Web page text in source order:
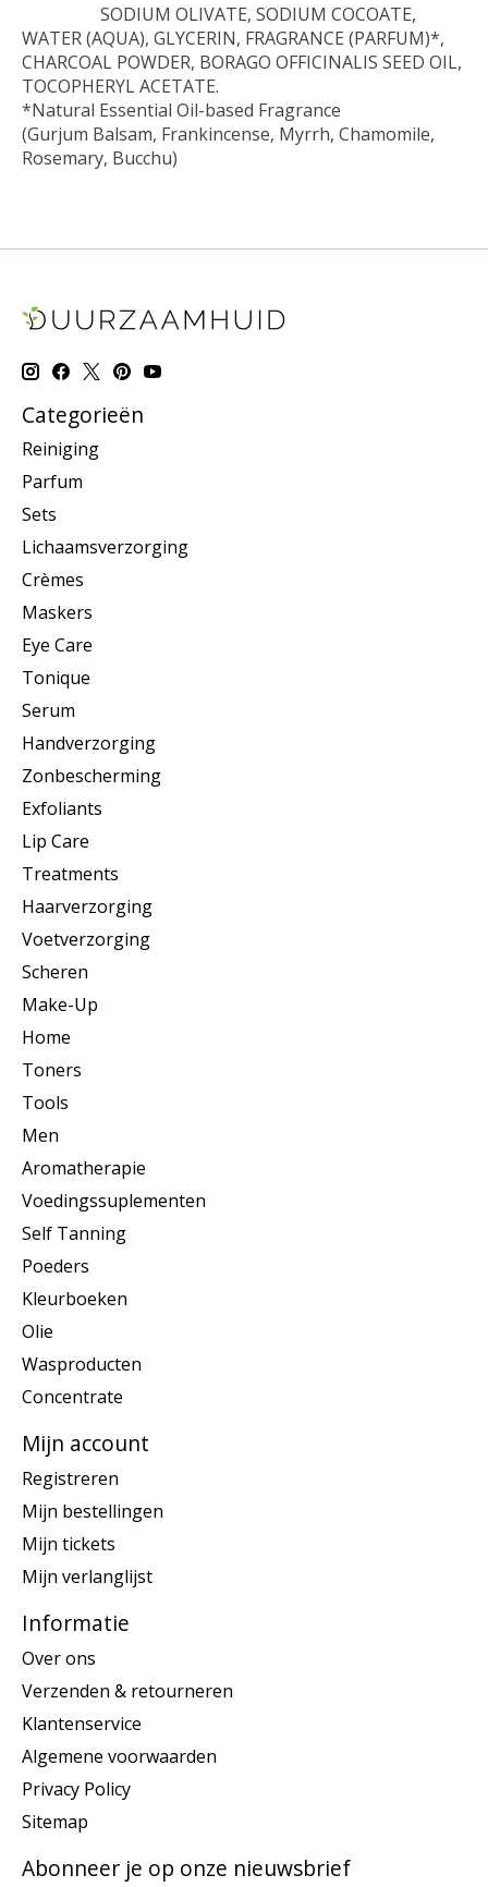
SODIUM OLIVATE, SODIUM COCOATE,
WATER (AQUA), GLYCERIN, FRAGRANCE (PARFUM)*,
CHARCOAL POWDER, BORAGO OFFICINALIS SEED OIL,
TOCOPHERYL ACETATE.
*Natural Essential Oil-based Fragrance
(Gurjum Balsam, Frankincense, Myrrh, Chamomile,
Rosemary, Bucchu)
Categorieën
Reiniging
Parfum
Sets
Lichaamsverzorging
Crèmes
Maskers
Eye Care
Tonique
Serum
Handverzorging
Zonbescherming
Exfoliants
Lip Care
Treatments
Haarverzorging
Voetverzorging
Scheren
Make-Up
Home
Toners
Tools
Men
Aromatherapie
Voedingssuplementen
Self Tanning
Poeders
Kleurboeken
Olie
Wasproducten
Concentrate
Mijn account
Registreren
Mijn bestellingen
Mijn tickets
Mijn verlanglijst
Informatie
Over ons
Verzenden & retourneren
Klantenservice
Algemene voorwaarden
Privacy Policy
Sitemap
Abonneer je op onze nieuwsbrief